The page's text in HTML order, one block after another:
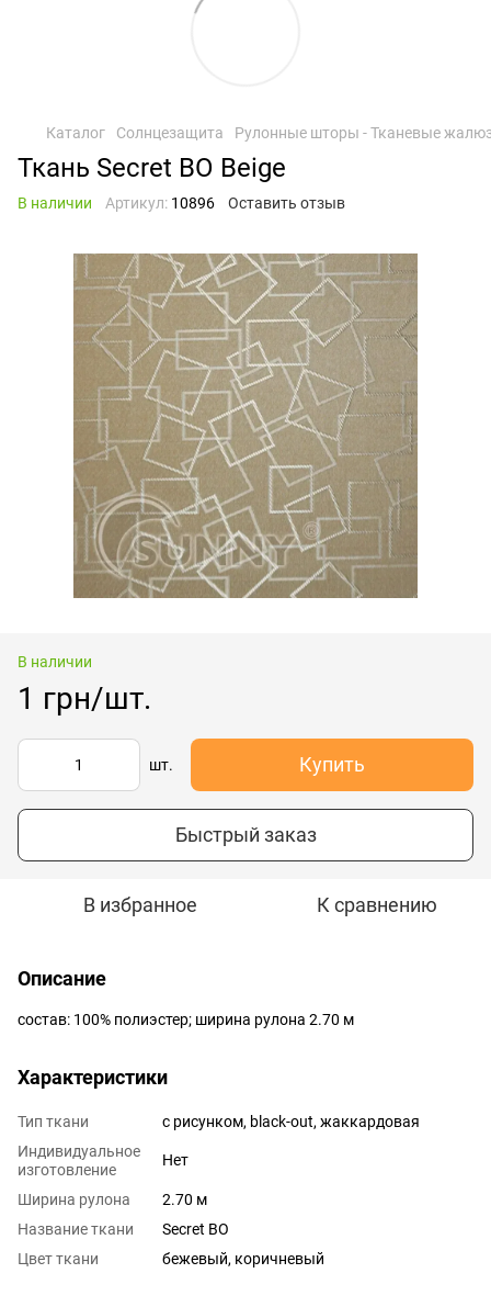
Каталог Солнцезащита Рулонные шторы - Тканевые
Ткань Secret BO Beige
В наличии Артикул: 10896 Оставить отзыв
В наличии
1 грн/шт.
шт. Купить
Быстрый заказ
В избранное К сравнению
Описание
состав: 100% полиэстер; ширина рулона 2.70 м
Характеристики
Тип ткани
с рисунком, black-out, жаккардовая
Индивидуальное
изготовление
Нет
Ширина рулона
2.70 м
Название ткани
Secret BO
Цвет ткани
бежевый, коричневый